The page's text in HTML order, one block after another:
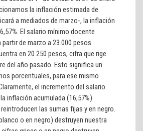
la inflación estimada de
a mediados de marzo-, la inflación
El salario mínimo docente
de marzo a 23.000 pesos.
en 20.250 pesos, cifra que rige
del año pasado. Esto significa un
porcentuales, para ese mismo
el incremento del salario
inflación acumulada (16,57%).
las sumas fijas y en negro.
o en negro) destruyen nuestra